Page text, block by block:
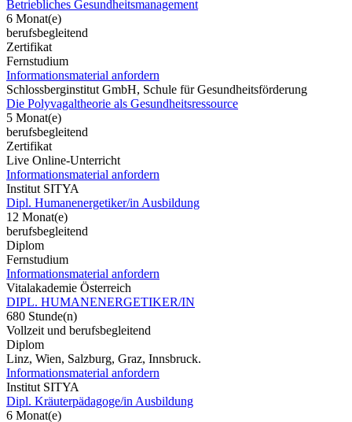
Betriebliches Gesundheitsmanagement
6 Monat(e)
berufsbegleitend
Zertifikat
Fernstudium
Informationsmaterial anfordern
Schlossberginstitut GmbH, Schule für Gesundheitsförderung
Die Polyvagaltheorie als Gesundheitsressource
5 Monat(e)
berufsbegleitend
Zertifikat
Live Online-Unterricht
Informationsmaterial anfordern
Institut SITYA
Dipl. Humanenergetiker/in Ausbildung
12 Monat(e)
berufsbegleitend
Diplom
Fernstudium
Informationsmaterial anfordern
Vitalakademie Österreich
DIPL. HUMANENERGETIKER/IN
680 Stunde(n)
Vollzeit und berufsbegleitend
Diplom
Linz, Wien, Salzburg, Graz, Innsbruck.
Informationsmaterial anfordern
Institut SITYA
Dipl. Kräuterpädagoge/in Ausbildung
6 Monat(e)